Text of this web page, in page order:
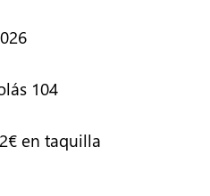
104
en taquilla